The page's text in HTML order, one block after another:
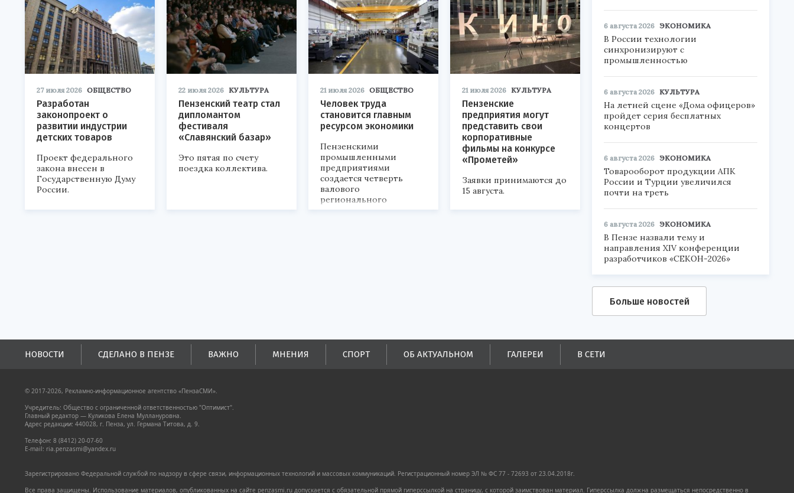
27 июля 2026 ОБЩЕСТВО
Разработан
законопроект о
развитии индустрии
детских товаров
Проект федерального
закона внесен в
Государственную Думу
России.
22 июля 2026 КУЛЬТУРА
Пензенский театр стал
дипломантом
фестиваля
«Славянский базар»
Это пятая по счету
поездка коллектива.
21 июля 2026 ОБЩЕСТВО
Человек труда
становится главным
ресурсом экономики
Пензенскими
промышленными
предприятиями
создается четверть
валового
регионального
продукта и
21 июля 2026 КУЛЬТУРА
Пензенские
предприятия могут
представить свои
корпоративные
фильмы на конкурсе
«Прометей»
Заявки принимаются до
15 августа.
6 августа 2026 ЭКОНОМИКА
В России технологии
синхронизируют с
промышленностью
6 августа 2026 КУЛЬТУРА
На летней сцене «Дома офицеров»
пройдет серия бесплатных
концертов
6 августа 2026 ЭКОНОМИКА
Товарооборот продукции АПК
России и Турции увеличился
почти на треть
6 августа 2026 ЭКОНОМИКА
В Пензе назвали тему и
направления XIV конференции
разработчиков «СЕКОН-2026»
Больше новостей
НОВОСТИ СДЕЛАНО В ПЕНЗЕ ВАЖНО МНЕНИЯ СПОРТ ОБ АКТУАЛЬНОМ ГАЛЕРЕИ В СЕТИ
© 2017-2026, Рекламно-информационное агентство «ПензаСМИ».
Учредитель: Общество с ограниченной ответственностью "Оптимист".
Главный редактор — Куликова Елена Муллануровна.
Адрес редакции: 440028, г. Пенза, ул. Германа Титова, д. 9.
Телефон: 8 (8412) 20-07-60
E-mail: ria.penzasmi@yandex.ru
Зарегистрировано Федеральной службой по надзору в сфере связи, информационных технологий и массовых коммуникаций. Регистрационный номер ЭЛ № ФС 77 - 72693 от 23.04.2018г.
Все права защищены. Использование материалов, опубликованных на сайте penzasmi.ru допускается с обязательной прямой гиперссылкой на страницу, с которой заимствован материал. Гиперссылка должна размещаться непосредственно в